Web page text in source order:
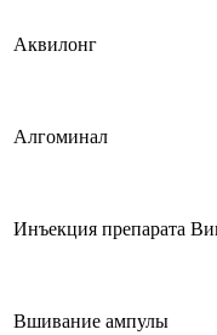
Аквилонг
Алгоминал
Инъекция препарата
Вшивание ампулы